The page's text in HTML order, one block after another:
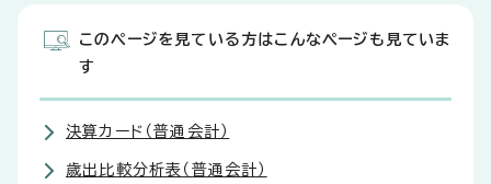
このページを見ている方はこんなページも見ていま
す
決算カード（普通会計）
歳出比較分析表（普通会計）